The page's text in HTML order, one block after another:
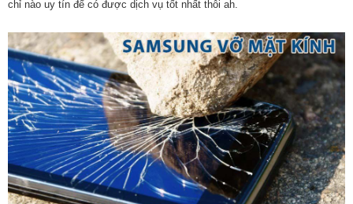
chỉ nào uy tín để có được dịch vụ tốt nhất thôi ah.